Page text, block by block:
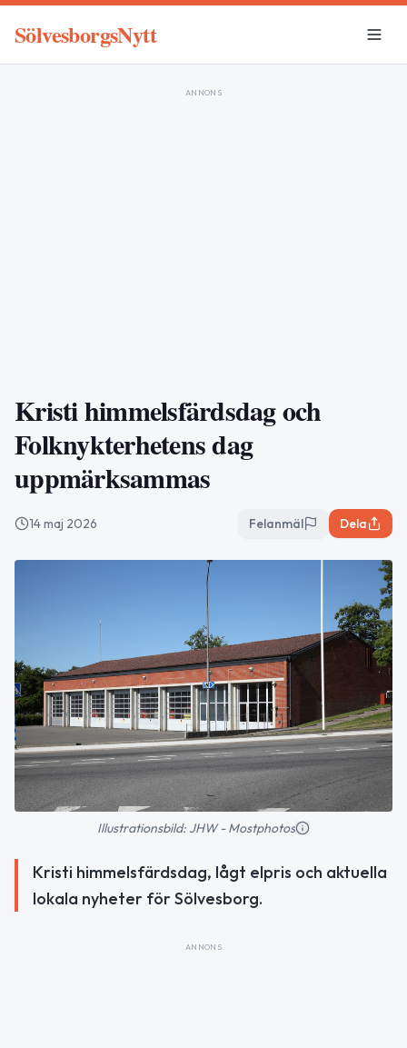
SölvesborgsNytt
ANNONS
Kristi himmelsfärdsdag och
Folknykterhetens dag
uppmärksammas
14 maj 2026 Felanmäl Dela
Illustrationsbild: JHW - Mostphotos
Kristi himmelsfärdsdag, lågt elpris och aktuella
lokala nyheter för Sölvesborg.
ANNONS